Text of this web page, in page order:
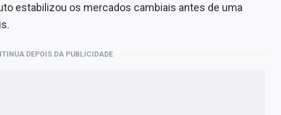
estabilizou os mercados cambiais antes de uma
DEPOIS DA PUBLICIDADE